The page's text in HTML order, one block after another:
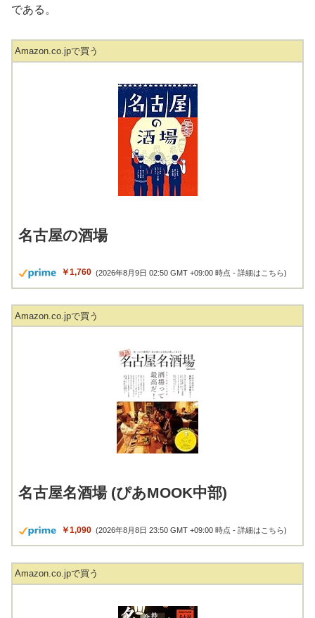
である。
Amazon.co.jpで買う
名古屋の酒場
￥1,760 (2026年8月9日 02:50 GMT +09:00 時点 -詳細はこちら)
Amazon.co.jpで買う
名古屋名酒場 (ぴあMOOK中部)
￥1,090 (2026年8月8日 23:50 GMT +09:00 時点 -詳細はこちら)
Amazon.co.jpで買う